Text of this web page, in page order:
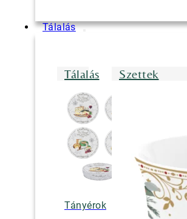
Tálalás
Tálalás
Tányérok
Szettek